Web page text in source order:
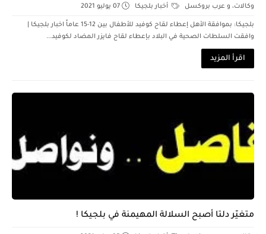
وكالات، و عرب بروكسل أخبار بلجيكا 07 يوليو 2021
بلجيكا: بموافقة الأهل إعطاء لقاح كوفيد للأطفال بين 12-15 عاماً اخبار بلجيكا |
وافقت السلطات الصحية في البلاد بإعطاء لقاح فايزر المضاد لكوفيد...
اقرأ المزيد
متغيّر دلتا أصبح السلالة المهيمنة في بلجيكا !